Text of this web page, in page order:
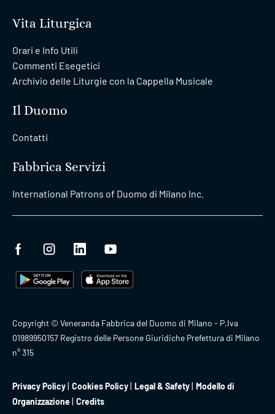
Vita Liturgica
Orari e Info Utili
Commenti Esegetici
Archivio delle Liturgie con la Cappella Musicale
Il Duomo
Contatti
Fabbrica Servizi
International Patrons of Duomo di Milano Inc.
Copyright © Veneranda Fabbrica del Duomo di Milano - P.Iva
01989950157 Registro delle Persone Giuridiche Prefettura di Milano
n° 315
Privacy Policy Cookies Policy Legal & Safety Modello di
Organizzazione Credits